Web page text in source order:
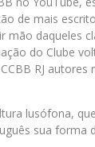
de mais
daqueles
do Clube
RJ autores
lusófona,
sua forma